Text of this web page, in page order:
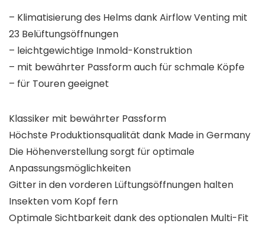
– Klimatisierung des Helms dank Airflow Venting mit
23 Belüftungsöffnungen
– leichtgewichtige Inmold-Konstruktion
– mit bewährter Passform auch für schmale Köpfe
– für Touren geeignet
Klassiker mit bewährter Passform
Höchste Produktionsqualität dank Made in Germany
Die Höhenverstellung sorgt für optimale
Anpassungsmöglichkeiten
Gitter in den vorderen Lüftungsöffnungen halten
Insekten vom Kopf fern
Optimale Sichtbarkeit dank des optionalen Multi-Fit